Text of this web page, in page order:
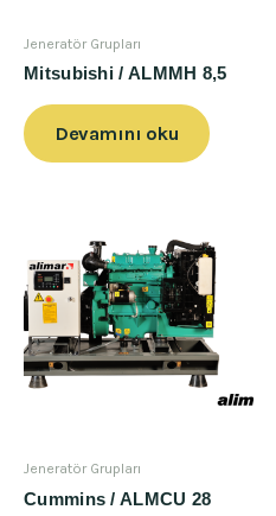
Jeneratör Grupları
Mitsubishi / ALMMH 8,5
Devamını oku
Jeneratör Grupları
Cummins / ALMCU 28